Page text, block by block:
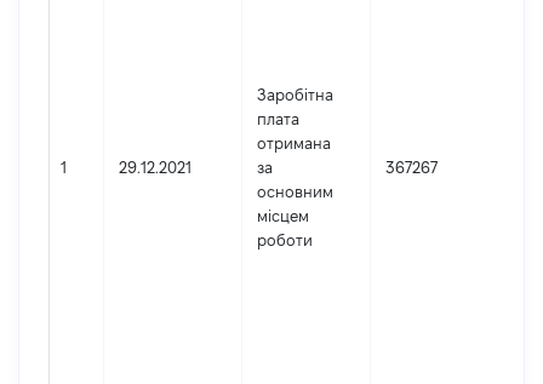
1 29.12.2021
Заробітна
плата
отримана
за
основним
місцем
роботи
367267